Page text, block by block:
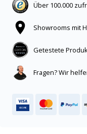
Über 100.000
Showrooms mit
Getestete
Fragen? Wir